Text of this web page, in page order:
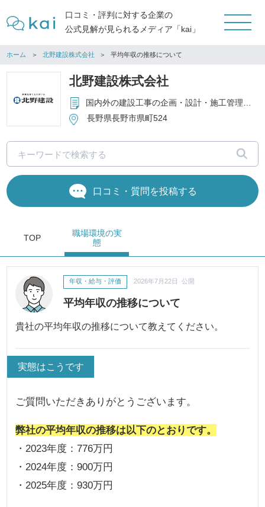
口コミ・評判に対する企業の
公式見解が見られるメディア「kai」
ホーム 北野建設株式会社 平均年収の推移について
北野建設株式会社
国内外の建設工事の企画・設計・施工管理・コンサルティング、地域開発、都市開発、リゾート開発事業、再生可能エネルギー事業、ホテル、劇場、スポーツ施設などの経営 等
長野県長野市県町524
口コミ・質問を投稿する
TOP
職場環境の実
態
平均年収の推移について
年収・給与・評価 2026年7月22日 公開
貴社の平均年収の推移について教えてください。
実態はこうです
ご質問いただきありがとうございます。
弊社の平均年収の推移は以下のとおりです。
・2023年度：776万円
・2024年度：900万円
・2025年度：930万円